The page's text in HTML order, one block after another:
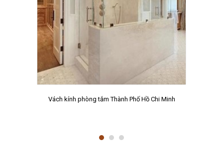
Vách kính phòng tắm Thành Phố Hồ Chi Minh